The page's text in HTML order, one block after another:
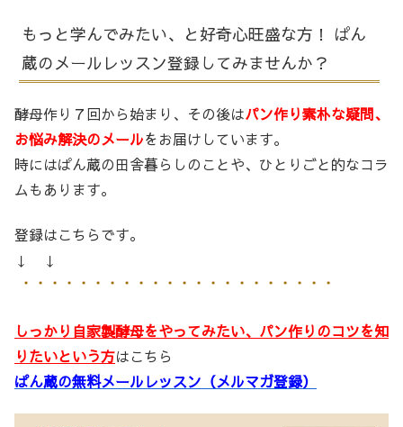
もっと学んでみたい、と好奇心旺盛な方！ ぱん
蔵のメールレッスン登録してみませんか？
酵母作り７回から始まり、その後はパン作り素朴な疑問、
お悩み解決のメールをお届けしています。
時にはぱん蔵の田舎暮らしのことや、ひとりごと的なコラ
ムもあります。
登録はこちらです。
↓ ↓
しっかり自家製酵母をやってみたい、パン作りのコツを知
りたいという方はこちら
ぱん蔵の無料メールレッスン（メルマガ登録）